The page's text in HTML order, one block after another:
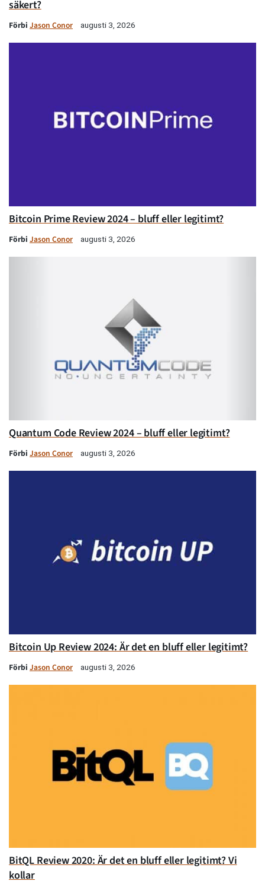
säkert?
Förbi Jason Conor augusti 3, 2026
Bitcoin Prime Review 2024 – bluff eller legitimt?
Förbi Jason Conor augusti 3, 2026
Quantum Code Review 2024 – bluff eller legitimt?
Förbi Jason Conor augusti 3, 2026
Bitcoin Up Review 2024: Är det en bluff eller legitimt?
Förbi Jason Conor augusti 3, 2026
BitQL Review 2020: Är det en bluff eller legitimt? Vi
kollar